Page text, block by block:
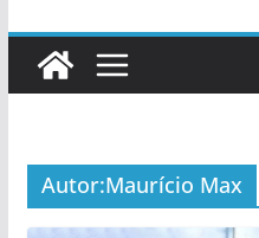
Autor:Maurício Max